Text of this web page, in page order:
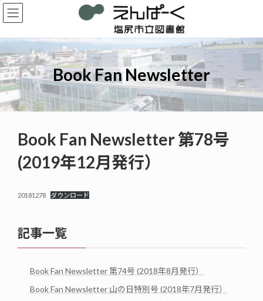
コ
ン
ン
ツ
へ
ス
キ
ッ
プ
ナ
ビ
ー
シ
ョ
ン
に
移
動
Book Fan Newsletter
Book Fan Newsletter 第78号
(2019年12月発行）
20181278 ダウンロード
記事一覧
Book Fan Newsletter 第74号 (2018年8月発行）
Book Fan Newsletter 山の日特別号 (2018年7月発行）